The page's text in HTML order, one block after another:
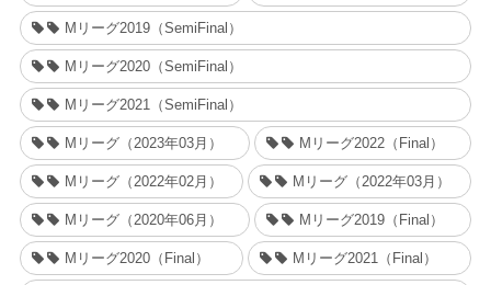
Mリーグ2019（SemiFinal）
Mリーグ2020（SemiFinal）
Mリーグ2021（SemiFinal）
Mリーグ（2023年03月） Mリーグ2022（Final）
Mリーグ（2022年02月） Mリーグ（2022年03月）
Mリーグ（2020年06月） Mリーグ2019（Final）
Mリーグ2020（Final） Mリーグ2021（Final）